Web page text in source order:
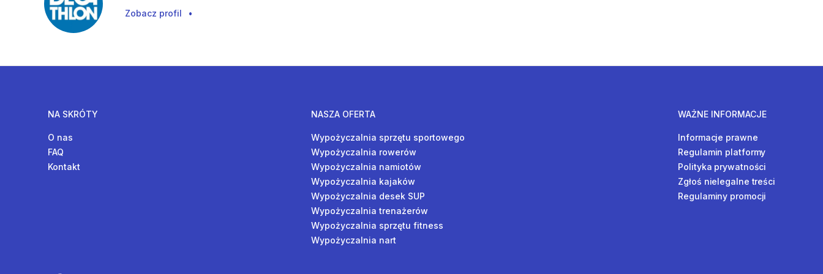
Zobacz profil •
NA SKRÓTY
O nas
FAQ
Kontakt
NASZA OFERTA
Wypożyczalnia sprzętu sportowego
Wypożyczalnia rowerów
Wypożyczalnia namiotów
Wypożyczalnia kajaków
Wypożyczalnia desek SUP
Wypożyczalnia trenażerów
Wypożyczalnia sprzętu fitness
Wypożyczalnia nart
WAŻNE INFORMACJE
Informacje prawne
Regulamin platformy
Polityka prywatności
Zgłoś nielegalne treści
Regulaminy promocji